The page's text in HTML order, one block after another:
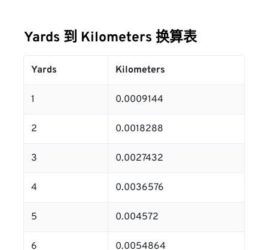
Yards 到 Kilometers 换算表
Yards Kilometers
1 0.0009144
2 0.0018288
3 0.0027432
4 0.0036576
5 0.004572
6 0.0054864